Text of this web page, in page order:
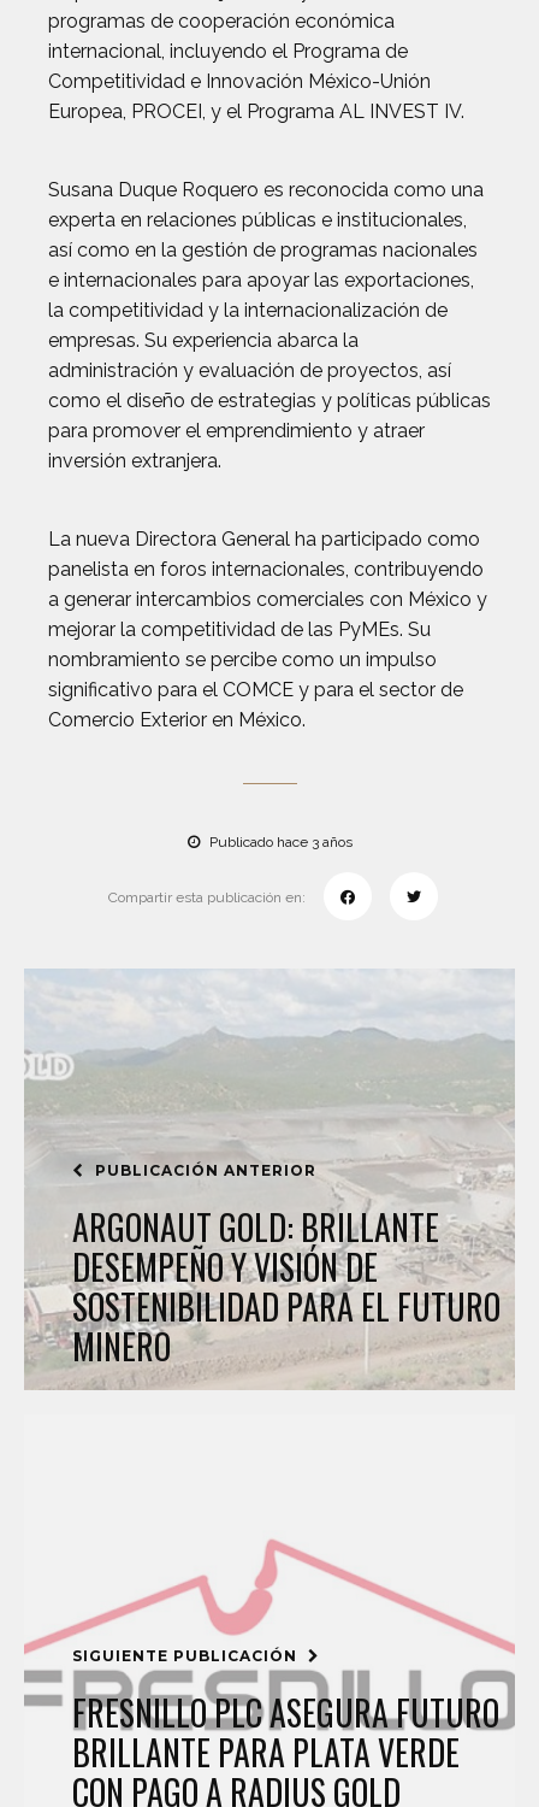
programas de cooperación económica
internacional, incluyendo el Programa de
Competitividad e Innovación México-Unión
Europea, PROCEI, y el Programa AL INVEST IV.
Susana Duque Roquero es reconocida como una
experta en relaciones públicas e institucionales,
así como en la gestión de programas nacionales
e internacionales para apoyar las exportaciones,
la competitividad y la internacionalización de
empresas. Su experiencia abarca la
administración y evaluación de proyectos, así
como el diseño de estrategias y políticas públicas
para promover el emprendimiento y atraer
inversión extranjera.
La nueva Directora General ha participado como
panelista en foros internacionales, contribuyendo
a generar intercambios comerciales con México y
mejorar la competitividad de las PyMEs. Su
nombramiento se percibe como un impulso
significativo para el COMCE y para el sector de
Comercio Exterior en México.
Publicado hace 3 años
Compartir esta publicación en:
PUBLICACIÓN ANTERIOR
ARGONAUT GOLD: BRILLANTE
DESEMPEÑO Y VISIÓN DE
SOSTENIBILIDAD PARA EL FUTURO
MINERO
SIGUIENTE PUBLICACIÓN
FRESNILLO PLC ASEGURA FUTURO
BRILLANTE PARA PLATA VERDE
CON PAGO A RADIUS GOLD